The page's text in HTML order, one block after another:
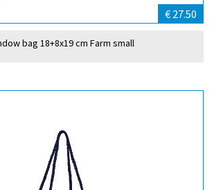
€ 27.50
bag 18+8x19 cm Farm small